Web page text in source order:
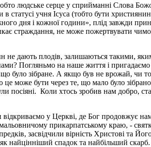
людське серце у сприйманні Слова
учня Ісуса (тобто бути
дня і кожної години», плід завжди
страждання, не може пожертвувати
не дають плодів, залишаються такими,
Погляньмо на наше життя і
зібране. А якщо був не врожай, чи
може бути через те, що мало було
Коли хтось зробив нам добро,
у Церкві, де Бог продовжує
прикарпатському краю, -
засвідчили вірність Христові та
найцінніший спадок та найбільший скарб.